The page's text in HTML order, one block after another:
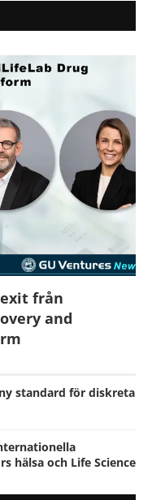
från
and
standard för diskreta
hälsa och Life Science